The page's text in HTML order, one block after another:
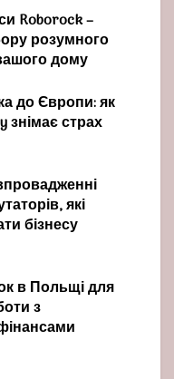
Roborock –
розумного
дому
до Європи: як
знімає страх
які
бізнесу
в Польщі для
з